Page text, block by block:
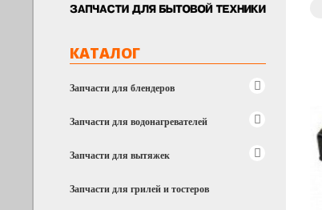
КАТАЛОГ
Запчасти для блендеров
Запчасти для водонагревателей
Запчасти для вытяжек
Запчасти для грилей и тостеров